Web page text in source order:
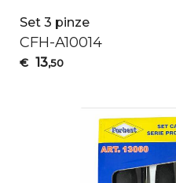
Set 3 pinze
CFH-A10014
€ 13,50